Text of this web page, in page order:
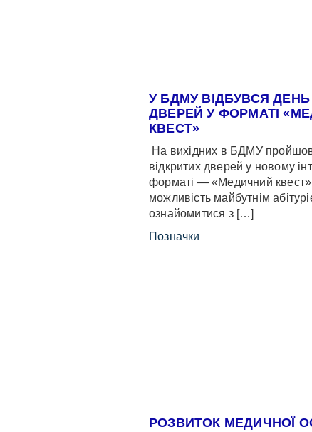
У БДМУ ВІДБУВСЯ ДЕНЬ
ДВЕРЕЙ У ФОРМАТІ
КВЕСТ»
На вихідних в БДМУ
відкритих дверей у новому
форматі — «Медичний
можливість майбутнім
ознайомитися з […]
Позначки
РОЗВИТОК МЕДИЧНОЇ